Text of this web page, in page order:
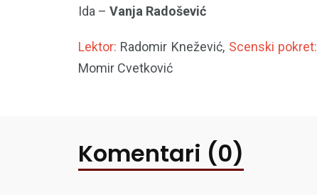
Ida – Vanja Radošević
Lektor: Radomir Knežević, Scenski pokret:
Momir Cvetković
Komentari (0)